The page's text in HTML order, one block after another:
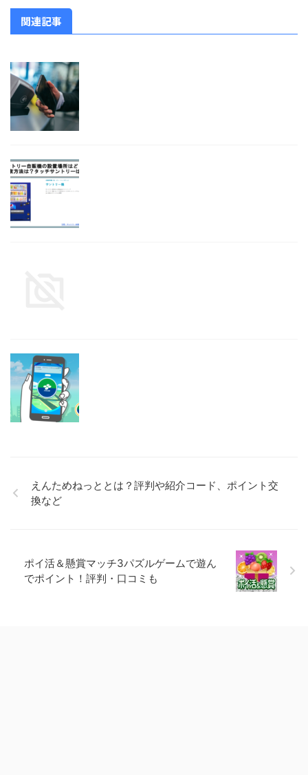
関連記事
えんためねっととは？評判や紹介コード、ポイント交
換など
ポイ活＆懸賞マッチ3パズルゲームで遊ん
でポイント！評判・口コミも